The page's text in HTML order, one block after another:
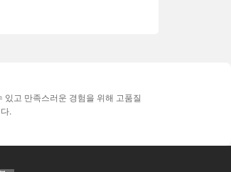
있고 만족스러운 경험을 위해 고품질
.